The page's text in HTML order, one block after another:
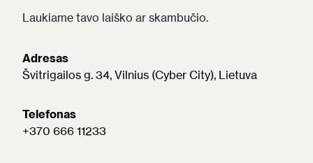
Laukiame tavo laiško ar skambučio.
Adresas
Švitrigailos g. 34, Vilnius (Cyber City), Lietuva
Telefonas
+370 666 11233